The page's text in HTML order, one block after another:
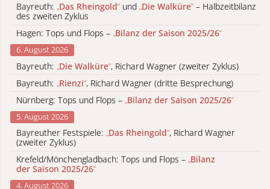
Bayreuth: „Das Rheingold“ und „Die Walküre“ – Halbzeitbilanz
des zweiten Zyklus
Hagen: Tops und Flops – „Bilanz der Saison 2025/26“
6. August 2026
Bayreuth: „Die Walküre“, Richard Wagner (zweiter Zyklus)
Bayreuth: „Rienzi“, Richard Wagner (dritte Besprechung)
Nürnberg: Tops und Flops – „Bilanz der Saison 2025/26“
5. August 2026
Bayreuther Festspiele: „Das Rheingold“, Richard Wagner
(zweiter Zyklus)
Krefeld/Mönchengladbach: Tops und Flops – „Bilanz
der Saison 2025/26“
4. August 2026